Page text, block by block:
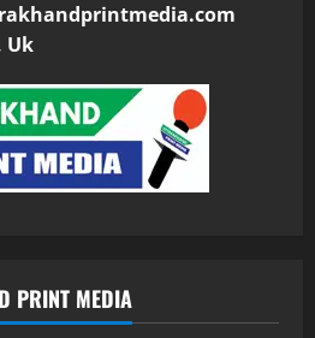
Uk
PRINT MEDIA